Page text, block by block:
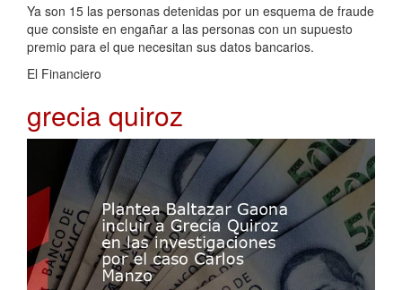
Ya son 15 las personas detenidas por un esquema de fraude
que consiste en engañar a las personas con un supuesto
premio para el que necesitan sus datos bancarios.
El Financiero
grecia quiroz